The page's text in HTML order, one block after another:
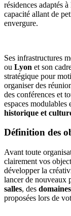
résidences adaptés
capacité allant de
envergure.
Ses infrastructures
ou Lyon et son
stratégique pour
organiser des
des conférences et
espaces
historique et
Définition des
Avant toute
clairement vos
développer la
lancer de nouveaux
salles, des domaines
proposées lors de